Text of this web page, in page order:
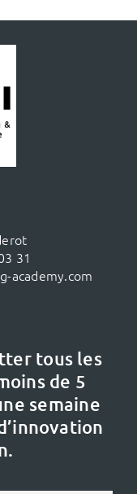
31
academy.com
tous les
de 5
semaine